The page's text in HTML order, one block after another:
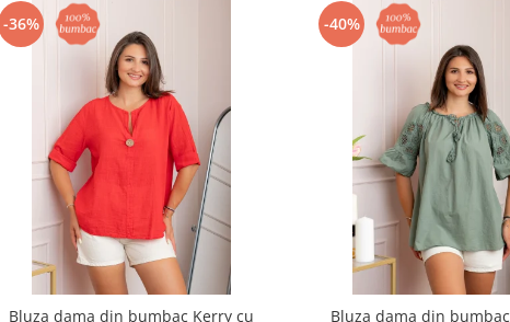
-36%
Bluza dama din bumbac Kerry cu
-40%
Bluza dama din